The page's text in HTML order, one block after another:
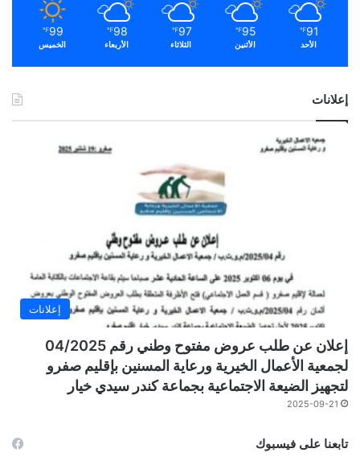
91
℉
الأحد
95
℉
الأثنين
97
℉
الثلاثاء
98
℉
الأربعاء
99
℉
الخميس
إعلانات
إعلانات
إعلان عن طلب عروض مفتوح وطني رقم 04/2025
لجمعية الأعمال الخيرية ورعاية المسنين بإقليم صفرو
لتجهيز الضيعة الاجتماعية بجماعة كندر سيدي خيار
2025-09-21
تابعنا على فيسبوك